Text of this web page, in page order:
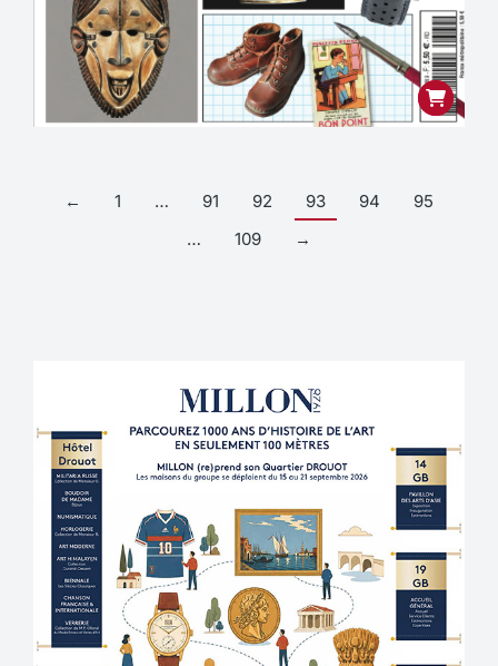
← 1 … 91 92 93 94
95
…
109 →